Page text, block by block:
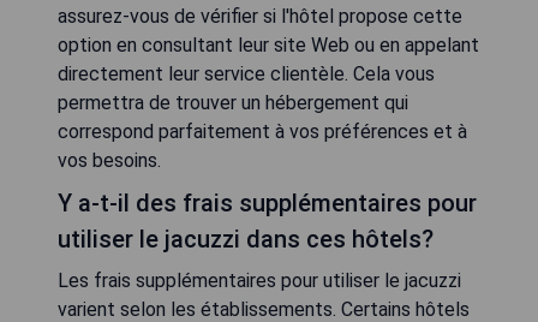
assurez-vous de vérifier si l'hôtel propose cette
option en consultant leur site Web ou en appelant
directement leur service clientèle. Cela vous
permettra de trouver un hébergement qui
correspond parfaitement à vos préférences et à
vos besoins.
Y a-t-il des frais supplémentaires pour
utiliser le jacuzzi dans ces hôtels?
Les frais supplémentaires pour utiliser le jacuzzi
varient selon les établissements. Certains hôtels